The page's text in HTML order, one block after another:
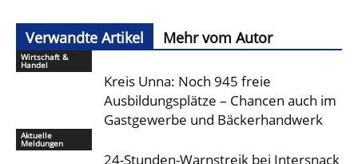
Verwandte Artikel Mehr vom Autor
Wirtschaft &
Handel
Kreis Unna: Noch 945 freie
Ausbildungsplätze – Chancen auch im
Gastgewerbe und Bäckerhandwerk
Aktuelle
Meldungen
24-Stunden-Warnstreik bei Intersnack